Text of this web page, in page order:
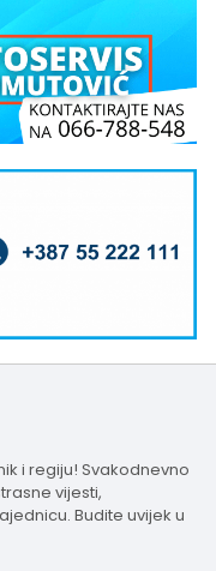
i regiju! Svakodnevno
vijesti,
Budite uvijek u